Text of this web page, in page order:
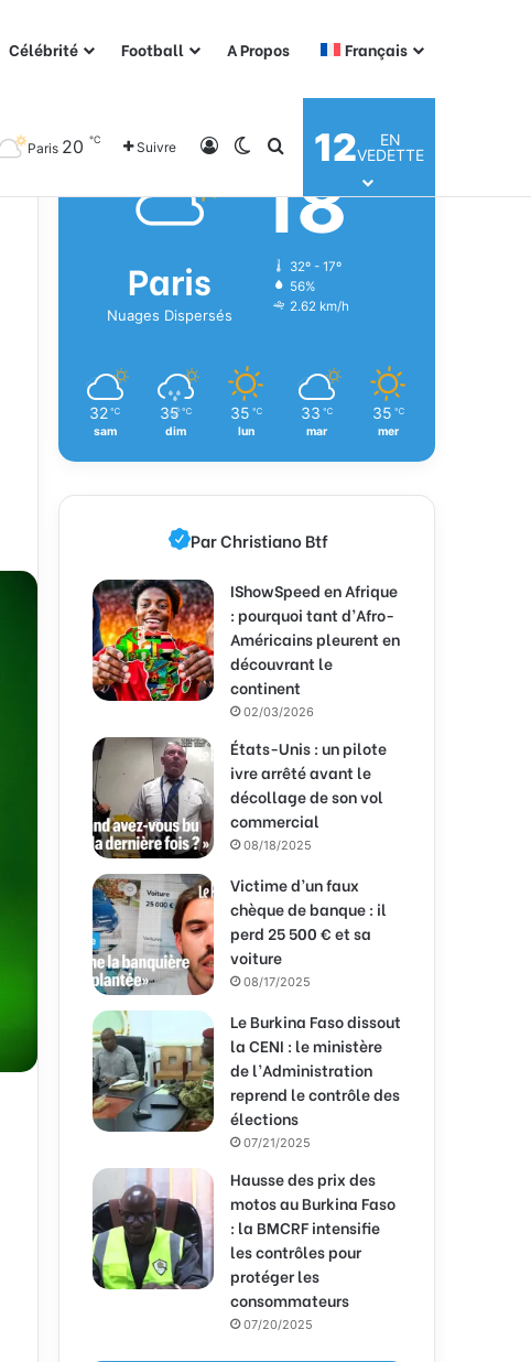
Célébrité Football A Propos Français
Paris 20 ℃ Suivre ConnexionSwitch skin
Rechercher
12
EN
VEDETTE
Météo
Paris
Nuages Dispersés
18℃
32º - 17º
56%
2.62 km/h
32 ℃
sam
35 ℃
dim
35 ℃
lun
33 ℃
mar
35 ℃
mer
Par Christiano Btf
IShowSpeed en Afrique
: pourquoi tant d’Afro-
Américains pleurent en
découvrant le
continent
02/03/2026
États-Unis : un pilote
ivre arrêté avant le
décollage de son vol
commercial
08/18/2025
Victime d’un faux
chèque de banque : il
perd 25 500 € et sa
voiture
08/17/2025
Le Burkina Faso dissout
la CENI : le ministère
de l’Administration
reprend le contrôle des
élections
07/21/2025
Hausse des prix des
motos au Burkina Faso
: la BMCRF intensifie
les contrôles pour
protéger les
consommateurs
07/20/2025